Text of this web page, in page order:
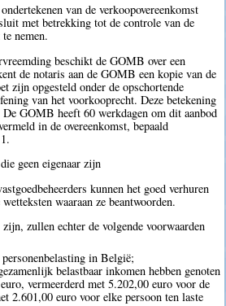
van de verkoopovereenkomst
met betrekking tot de controle van de
nemen.
beschikt de GOMB over een
de notaris aan de GOMB een kopie van de
zijn opgesteld onder de opschortende
van het voorkooprecht. Deze betekening
GOMB heeft 60 werkdagen om dit aanbod
in de overeenkomst, bepaald
geen eigenaar zijn
kunnen het goed verhuren
waaraan ze beantwoorden.
zullen echter de volgende voorwaarden
in België;
belastbaar inkomen hebben genoten
vermeerderd met 5.202,00 euro voor de
2.601,00 euro voor elke persoon ten laste